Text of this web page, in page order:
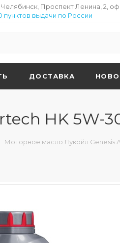
Челябинск, Проспект Ленина, 2,
пунктов выдачи по России
ДОСТАВКА
HK 5W-
Моторное масло Лукойл Genesis